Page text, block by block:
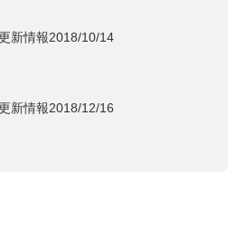
新情報2018/10/14
新情報2018/12/16